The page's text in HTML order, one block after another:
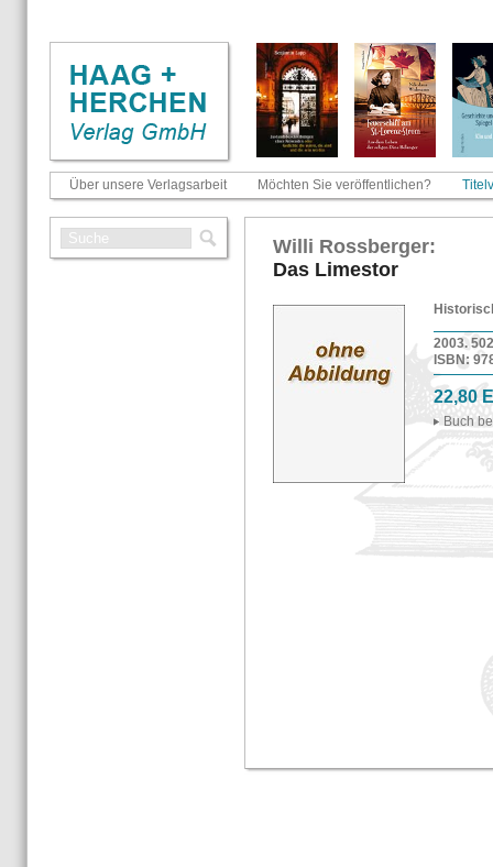
Über unsere Verlagsarbeit Möchten Sie veröffentlichen?
Willi Ross­ber­ger:
Das Li­mes­tor
2003.
ISBN:
22,80
Buch